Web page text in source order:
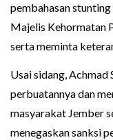
pembahasan
Majelis Kehormatan
serta meminta
Usai sidang, Achmad
perbuatannya dan
masyarakat Jember
menegaskan sanksi